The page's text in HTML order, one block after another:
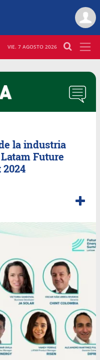
VIE. 7 AGOSTO 2026
la industria
Future